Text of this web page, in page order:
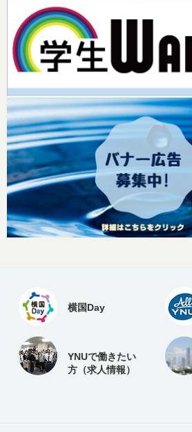
横国Day
YNUで働きたい
方（求人情報）